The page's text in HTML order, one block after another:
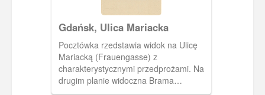
Gdańsk, Ulica Mariacka
Pocztówka rzedstawia widok na Ulicę
Mariacką (Frauengasse) z
charakterystycznymi przedprożami. Na
drugim planie widoczna Brama
Mariacka. Pocztówka pochodzi z